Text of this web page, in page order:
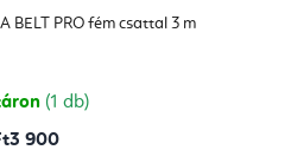
BELT PRO fém csattal 3 m
(1 db)
900